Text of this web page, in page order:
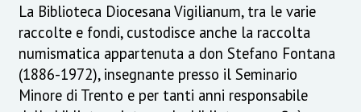
La Biblioteca Diocesana Vigilianum, tra le varie
raccolte e fondi, custodisce anche la raccolta
numismatica appartenuta a don Stefano Fontana
(1886-1972), insegnante presso il Seminario
Minore di Trento e per tanti anni responsabile